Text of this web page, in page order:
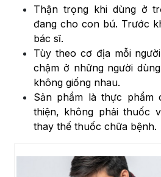
Thận trọng khi dùng ở
đang cho con bú. Trước
bác sĩ.
Tùy theo cơ địa mỗi
chậm ở những người
không giống nhau.
Sản phẩm là thực
thiện, không phải thuốc
thay thế thuốc chữa bệnh.